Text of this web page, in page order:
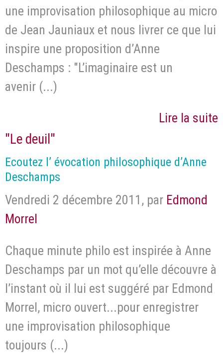
une improvisation philosophique au micro
de Jean Jauniaux et nous livrer ce que lui
inspire une proposition d’Anne
Deschamps : "L’imaginaire est un
avenir (...)
Lire la suite
"Le deuil"
Ecoutez l’ évocation philosophique d’Anne
Deschamps
Vendredi 2 décembre 2011 , par Edmond
Morrel
Chaque minute philo est inspirée à Anne
Deschamps par un mot qu’elle découvre à
l’instant où il lui est suggéré par Edmond
Morrel, micro ouvert...pour enregistrer
une improvisation philosophique
toujours (...)